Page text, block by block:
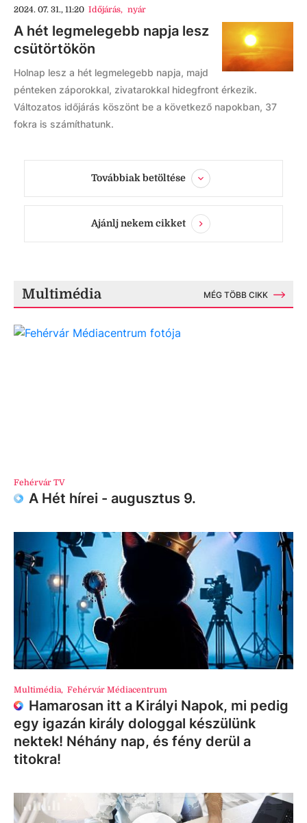
2024. 07. 31., 11:20 Időjárás, nyár
A hét legmelegebb napja lesz
csütörtökön
Holnap lesz a hét legmelegebb napja, majd
pénteken záporokkal, zivatarokkal hidegfront érkezik.
Változatos időjárás köszönt be a következő napokban, 37
fokra is számíthatunk.
Továbbiak betöltése
Ajánlj nekem cikket
Multimédia MÉG TÖBB CIKK
Fehérvár TV
A Hét hírei - augusztus 9.
Multimédia, Fehérvár Médiacentrum
Hamarosan itt a Királyi Napok, mi pedig
egy igazán király dologgal készülünk
nektek! Néhány nap, és fény derül a
titokra!